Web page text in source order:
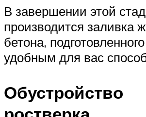
В завершении этой
производится заливка
бетона,
удобным для вас
Обустройство